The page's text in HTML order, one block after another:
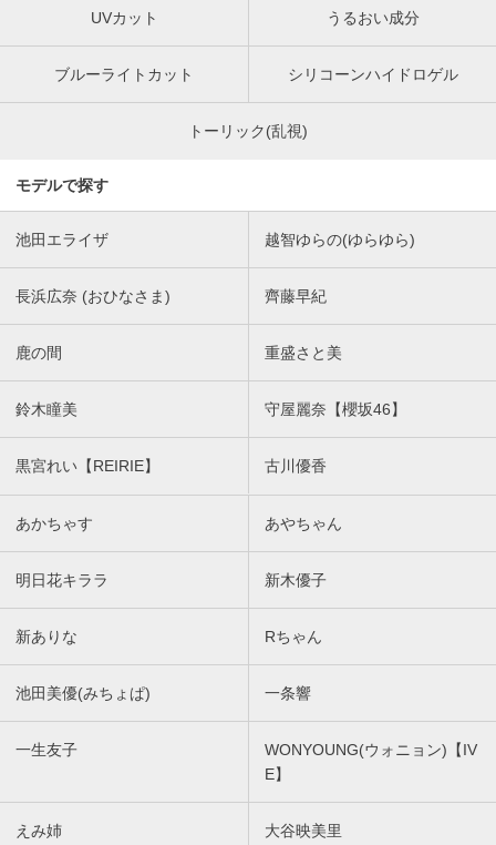
UVカット うるおい成分
ブルーライトカット シリコーンハイドロゲル
トーリック(乱視)
モデルで探す
池田エライザ 越智ゆらの(ゆらゆら)
長浜広奈 (おひなさま) 齊藤早紀
鹿の間 重盛さと美
鈴木瞳美 守屋麗奈【櫻坂46】
黒宮れい【REIRIE】 古川優香
あかちゃす あやちゃん
明日花キララ 新木優子
新ありな Rちゃん
池田美優(みちょぱ) 一条響
一生友子
WONYOUNG(ウォニョン)【IV
E】
えみ姉 大谷映美里